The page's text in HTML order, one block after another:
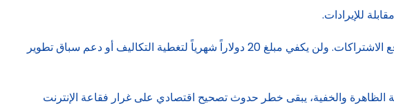
للإيرادات.
وهي ليست الوحيدة. وستواجه شركات الذكاء الاصطناعي قريبًا تحديًا كبيرًا: فالتكاليف عالية للغاية، ما يعني ضرورة رفع الاشتراكات. ولن يكفي مبلغ 20 دولاراً شهرياً لتغطية التكاليف أو دعم سباق تطوير
الظاهرة والخفية، يبقى خطر حدوث تصحيح اقتصادي على غرار فقاعة الإنترنت